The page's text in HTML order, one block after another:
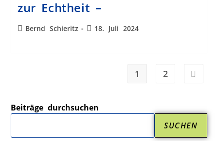
zur Echtheit –
Bernd Schieritz 18. Juli 2024
1 2
Beiträge durchsuchen
SUCHEN